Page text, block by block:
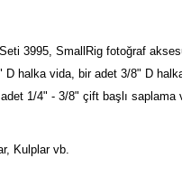
3995, SmallRig fotoğraf
D halka vida, bir adet 3/8" D
1/4" - 3/8" çift başlı saplama
Kulplar vb.